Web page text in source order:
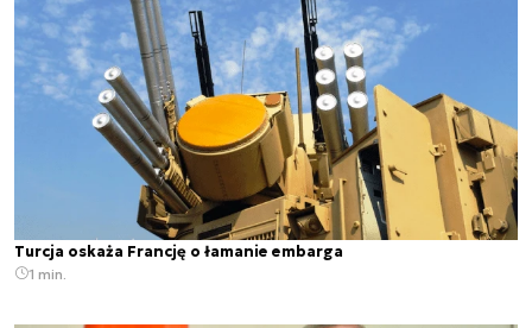
Turcja oskaża Francję o łamanie embarga
1 min.